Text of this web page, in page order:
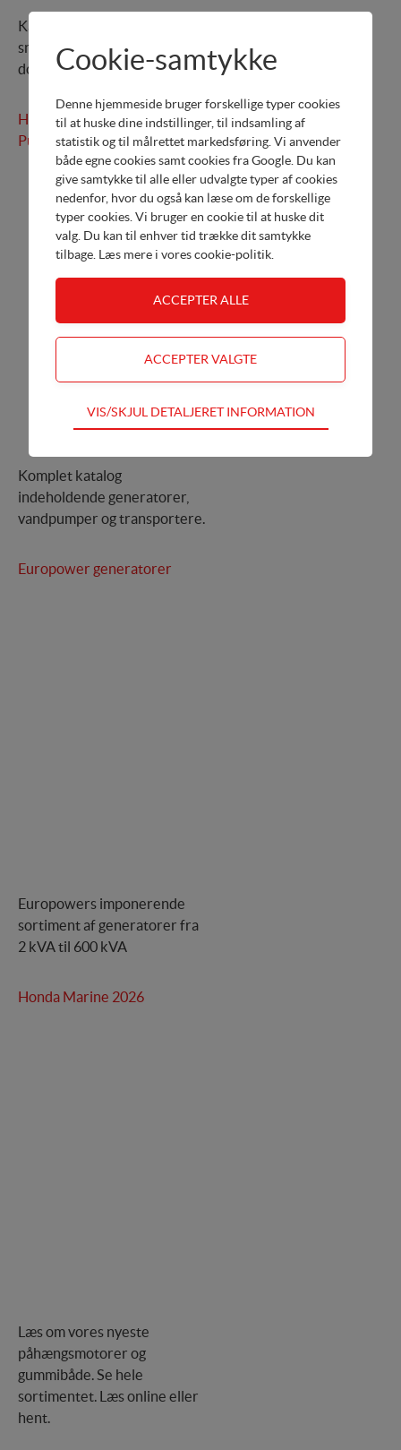
Katalog over vores
sneslynger. Læs online eller
download.
Honda Generatorer og
Pumper
Komplet katalog
indeholdende generatorer,
vandpumper og transportere.
Europower generatorer
Europowers imponerende
sortiment af generatorer fra
2 kVA til 600 kVA
Honda Marine 2026
Læs om vores nyeste
påhængsmotorer og
gummibåde. Se hele
sortimentet. Læs online eller
hent.
Cookie-samtykke
Denne hjemmeside bruger forskellige typer cookies
til at huske dine indstillinger, til indsamling af
statistik og til målrettet markedsføring. Vi anvender
både egne cookies samt cookies fra Google. Du kan
give samtykke til alle eller udvalgte typer af cookies
nedenfor, hvor du også kan læse om de forskellige
typer cookies. Vi bruger en cookie til at huske dit
valg. Du kan til enhver tid trække dit samtykke
tilbage. Læs mere i vores cookie-politik
Teknisk
Tekniske cookies er nødvendige for hjemmesidens
adgangskontrol samt indkøbskurv og kan derfor ikke
Statistik
brugervenlighed og effektiviteten af en hjemmeside.
interesserer sig for/søger på for at kunne vise
personrettede annoncer, når denne færdes på
internettet.
VIS/SKJUL DETALJERET INFORMATION